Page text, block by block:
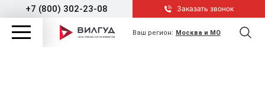
+7 (800) 302-23-08 Заказать звонок
Ваш регион: Москва и МО